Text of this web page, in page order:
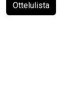
Ottelulista